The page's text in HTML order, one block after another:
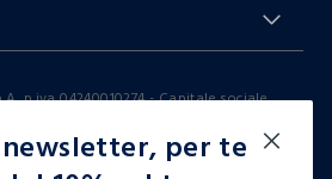
per te
9-17)
p.iva 04240010274 - Capitale sociale
it |italiano